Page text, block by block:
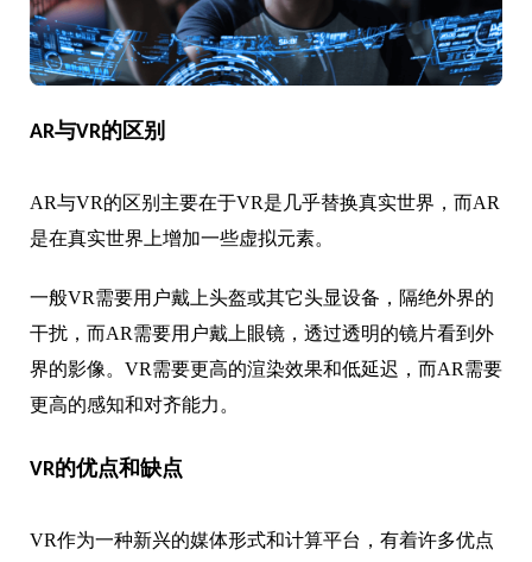
AR与VR的区别
AR与VR的区别主要在于VR是几乎替换真实世界，而AR
是在真实世界上增加一些虚拟元素。
一般VR需要用户戴上头盔或其它头显设备，隔绝外界的
干扰，而AR需要用户戴上眼镜，透过透明的镜片看到外
界的影像。VR需要更高的渲染效果和低延迟，而AR需要
更高的感知和对齐能力。
VR的优点和缺点
VR作为一种新兴的媒体形式和计算平台，有着许多优点